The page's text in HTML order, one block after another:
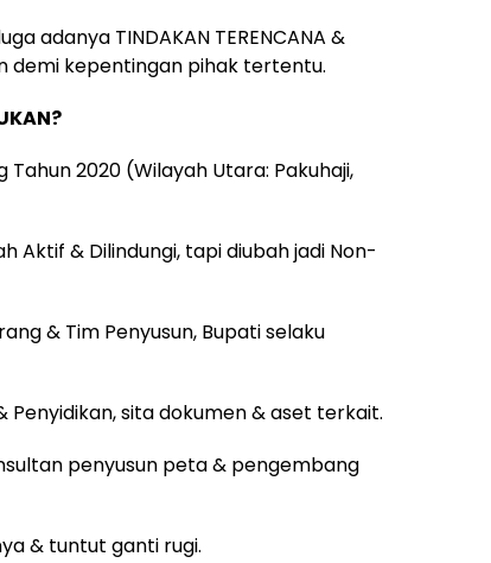
adanya TINDAKAN TERENCANA &
demi kepentingan pihak tertentu.
Tahun 2020 (Wilayah Utara: Pakuhaji,
Aktif & Dilindungi, tapi diubah jadi Non-
& Tim Penyusun, Bupati selaku
Penyidikan, sita dokumen & aset terkait.
penyusun peta & pengembang
& tuntut ganti rugi.